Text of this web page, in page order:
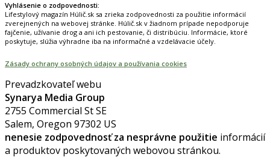
Vyhlásenie o zodpovednosti:
Lifestylový magazín Húlič.sk sa zrieka zodpovednosti za použitie informácií
zverejnených na webovej stránke. Húlič.sk v žiadnom prípade nepodporuje
fajčenie, užívanie drog a ani ich pestovanie, či distribúciu. Informácie, ktoré
poskytuje, slúžia výhradne iba na informačné a vzdelávacie účely.
Zásady ochrany osobných údajov a používania cookies
Prevadzkovateľ webu
Synarya Media Group
2755 Commercial St SE
Salem, Oregon 97302 US
nenesie zodpovednosť za nesprávne použitie informácií
a produktov poskytovaných webovou stránkou.